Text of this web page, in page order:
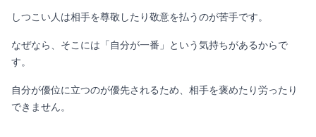
しつこい人は相手を尊敬したり敬意を払うのが苦手です。
なぜなら、そこには「自分が一番」という気持ちがあるからで
す。
自分が優位に立つのが優先されるため、相手を褒めたり労ったり
できません。